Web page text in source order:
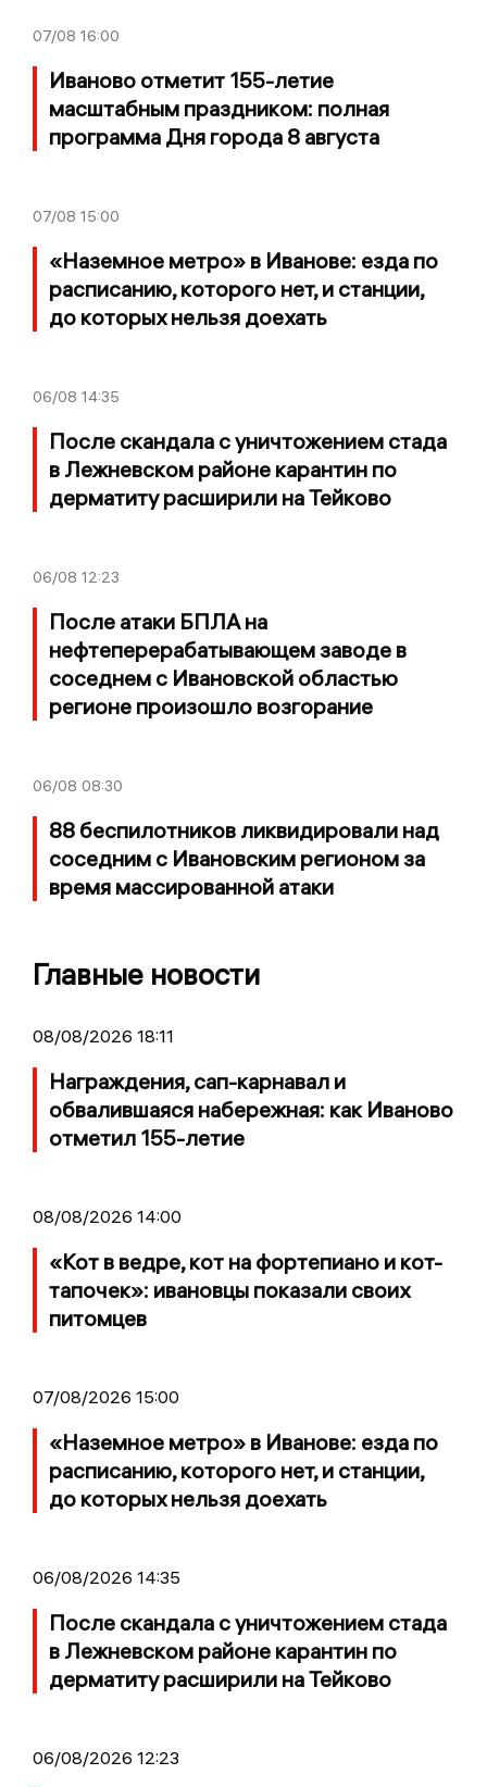
07/08 16:00
Иваново отметит 155-летие
масштабным праздником: полная
программа Дня города 8 августа
07/08 15:00
«Наземное метро» в Иванове: езда по
расписанию, которого нет, и станции,
до которых нельзя доехать
06/08 14:35
После скандала с уничтожением стада
в Лежневском районе карантин по
дерматиту расширили на Тейково
06/08 12:23
После атаки БПЛА на
нефтеперерабатывающем заводе в
соседнем с Ивановской областью
регионе произошло возгорание
06/08 08:30
88 беспилотников ликвидировали над
соседним с Ивановским регионом за
время массированной атаки
Главные новости
08/08/2026 18:11
Награждения, сап-карнавал и
обвалившаяся набережная: как Иваново
отметил 155-летие
08/08/2026 14:00
«Кот в ведре, кот на фортепиано и кот-
тапочек»: ивановцы показали своих
питомцев
07/08/2026 15:00
«Наземное метро» в Иванове: езда по
расписанию, которого нет, и станции,
до которых нельзя доехать
06/08/2026 14:35
После скандала с уничтожением стада
в Лежневском районе карантин по
дерматиту расширили на Тейково
06/08/2026 12:23